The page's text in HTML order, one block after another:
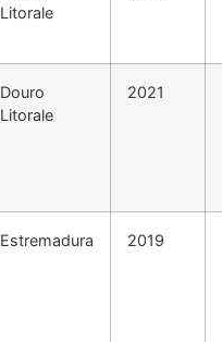
Litorale
Douro
Litorale
2021
Estremadura 2019